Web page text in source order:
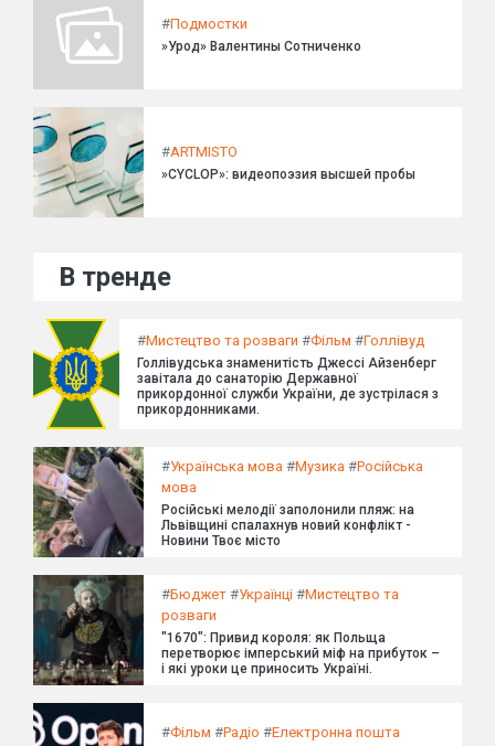
#Подмостки
»Урод» Валентины Сотниченко
#ARTMISTO
»CYCLOP»: видеопоэзия высшей пробы
В тренде
#Мистецтво та розваги #Фільм #Голлівуд
Голлівудська знаменитість Джессі Айзенберг
завітала до санаторію Державної
прикордонної служби України, де зустрілася з
прикордонниками.
#Українська мова #Музика #Російська
мова
Російські мелодії заполонили пляж: на
Львівщині спалахнув новий конфлікт -
Новини Твоє місто
#Бюджет #Українці #Мистецтво та
розваги
"1670": Привид короля: як Польща
перетворює імперський міф на прибуток –
і які уроки це приносить Україні.
#Фільм #Радіо #Електронна пошта